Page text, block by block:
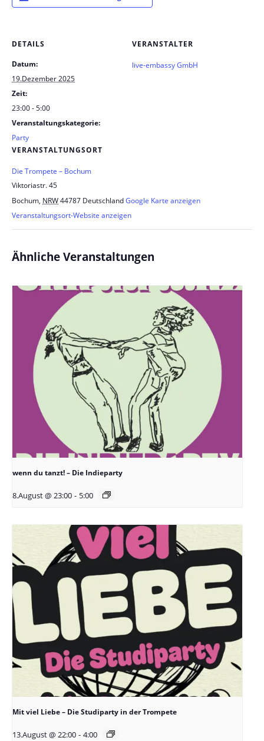
DETAILS
Datum:
19.Dezember 2025
Zeit:
23:00 - 5:00
Veranstaltungskategorie:
Party
VERANSTALTUNGSORT
Die Trompete – Bochum
Viktoriastr. 45
Bochum, NRW44787 DeutschlandGoogle Karte anzeigen
Veranstaltungsort-Website anzeigen
VERANSTALTER
live-embassy GmbH
Ähnliche Veranstaltungen
wenn du tanzt! – Die Indieparty
8.August @ 23:00 - 5:00
Mit viel Liebe – Die Studiparty in der Trompete
13.August @ 22:00 - 4:00